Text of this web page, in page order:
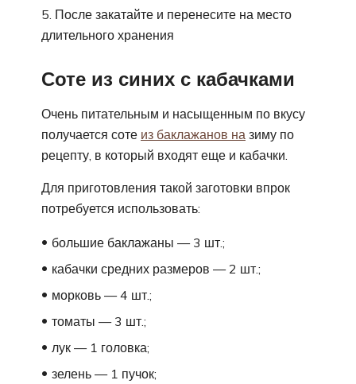
После закатайте и перенесите на место
длительного хранения
Соте из синих с кабачками
Очень питательным и насыщенным по вкусу
получается соте из баклажанов на зиму по
рецепту, в который входят еще и кабачки.
Для приготовления такой заготовки впрок
потребуется использовать:
большие баклажаны — 3 шт.;
кабачки средних размеров — 2 шт.;
морковь — 4 шт.;
томаты — 3 шт.;
лук — 1 головка;
зелень — 1 пучок;